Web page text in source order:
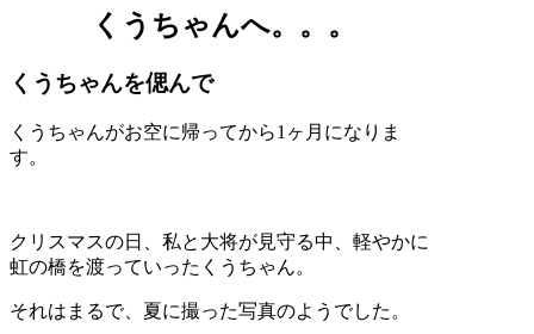
くうちゃんへ。。。
くうちゃんを偲んで
くうちゃんがお空に帰ってから1ヶ月になりま
す。
クリスマスの日、私と大将が見守る中、軽やかに
虹の橋を渡っていったくうちゃん。
それはまるで、夏に撮った写真のようでした。